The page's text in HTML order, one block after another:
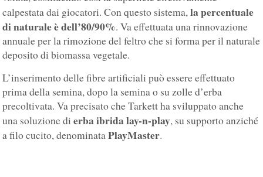
calpestata dai giocatori. Con questo sistema,la percentuale
di naturale è dell’80/90%. Va effettuata una rinnovazione
annuale per la rimozione del feltro che si forma per il naturale
deposito di biomassa vegetale.
L’inserimento delle fibre artificiali può essere effettuato
prima della semina, dopo la semina o su zolle d’erba
precoltivata. Va precisato che Tarkett ha sviluppato anche
una soluzione dierba ibrida lay-n-play, su supporto anziché
a filo cucito, denominataPlayMaster.